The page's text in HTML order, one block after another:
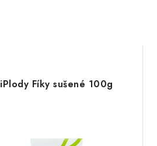
iPlody Fíky sušené 100g